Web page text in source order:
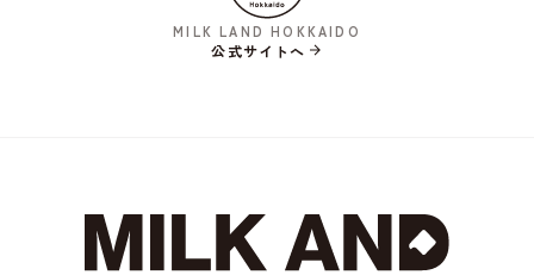
・ミルクランド北海道賞：THE HOKKAIDO GIFT-YUKI-（合計30名
・風呂上がり賞：ミルクランド北海道オリジナルバスタオル（合計1
※やむを得ない事情により、賞品の内容やデザイン等が予告なく
MILK LAND HOKKAIDO
公式サイトへ